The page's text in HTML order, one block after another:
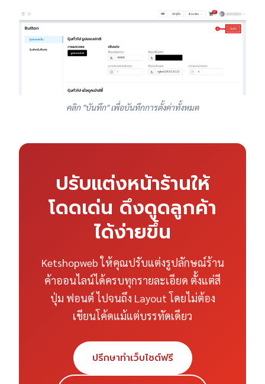
คลิก "บันทึก" เพื่อบันทึกการตั้งค่าทั้งหมด
ปรับแต่งหน้าร้านให้
โดดเด่น ดึงดูดลูกค้า
ได้ง่ายขึ้น
Ketshopweb ให้คุณปรับแต่งรูปลักษณ์ร้าน
ค้าออนไลน์ได้ครบทุกรายละเอียด ตั้งแต่สี
ปุ่ม ฟอนต์ ไปจนถึง Layout โดยไม่ต้อง
เขียนโค้ดแม้แต่บรรทัดเดียว
ปรึกษาทำเว็บไซต์ฟรี